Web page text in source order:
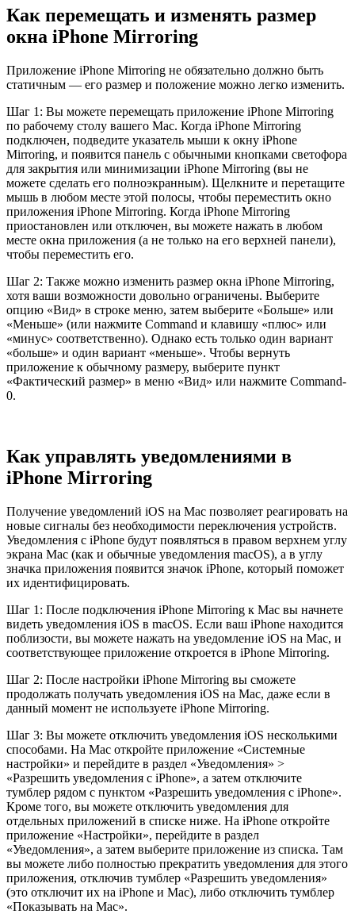
Как перемещать и изменять размер
окна iPhone Mirroring
Приложение iPhone Mirroring не обязательно должно быть
статичным — его размер и положение можно легко изменить.
Шаг 1: Вы можете перемещать приложение iPhone Mirroring
по рабочему столу вашего Mac. Когда iPhone Mirroring
подключен, подведите указатель мыши к окну iPhone
Mirroring, и появится панель с обычными кнопками светофора
для закрытия или минимизации iPhone Mirroring (вы не
можете сделать его полноэкранным). Щелкните и перетащите
мышь в любом месте этой полосы, чтобы переместить окно
приложения iPhone Mirroring. Когда iPhone Mirroring
приостановлен или отключен, вы можете нажать в любом
месте окна приложения (а не только на его верхней панели),
чтобы переместить его.
Шаг 2: Также можно изменить размер окна iPhone Mirroring,
хотя ваши возможности довольно ограничены. Выберите
опцию «Вид» в строке меню, затем выберите «Больше» или
«Меньше» (или нажмите Command и клавишу «плюс» или
«минус» соответственно). Однако есть только один вариант
«больше» и один вариант «меньше». Чтобы вернуть
приложение к обычному размеру, выберите пункт
«Фактический размер» в меню «Вид» или нажмите Command-
0.
Как управлять уведомлениями в
iPhone Mirroring
Получение уведомлений iOS на Mac позволяет реагировать на
новые сигналы без необходимости переключения устройств.
Уведомления с iPhone будут появляться в правом верхнем углу
экрана Mac (как и обычные уведомления macOS), а в углу
значка приложения появится значок iPhone, который поможет
их идентифицировать.
Шаг 1: После подключения iPhone Mirroring к Mac вы начнете
видеть уведомления iOS в macOS. Если ваш iPhone находится
поблизости, вы можете нажать на уведомление iOS на Mac, и
соответствующее приложение откроется в iPhone Mirroring.
Шаг 2: После настройки iPhone Mirroring вы сможете
продолжать получать уведомления iOS на Mac, даже если в
данный момент не используете iPhone Mirroring.
Шаг 3: Вы можете отключить уведомления iOS несколькими
способами. На Mac откройте приложение «Системные
настройки» и перейдите в раздел «Уведомления» >
«Разрешить уведомления с iPhone», а затем отключите
тумблер рядом с пунктом «Разрешить уведомления с iPhone».
Кроме того, вы можете отключить уведомления для
отдельных приложений в списке ниже. На iPhone откройте
приложение «Настройки», перейдите в раздел
«Уведомления», а затем выберите приложение из списка. Там
вы можете либо полностью прекратить уведомления для этого
приложения, отключив тумблер «Разрешить уведомления»
(это отключит их на iPhone и Mac), либо отключить тумблер
«Показывать на Mac».